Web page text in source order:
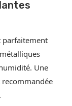
parfaitement
Une